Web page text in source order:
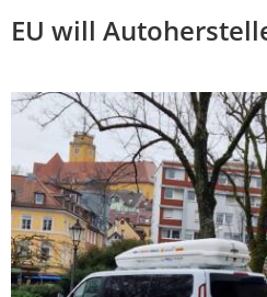
EU will